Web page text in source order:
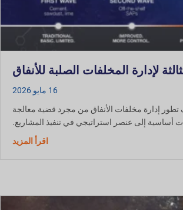
لإدارة المخلفات الصلبة للأنفاق
مخلفات الأنفاق من مجرد قضية معالجة
إلى عنصر استراتيجي في تنفيذ المشاريع.
اقرأ المزيدحول